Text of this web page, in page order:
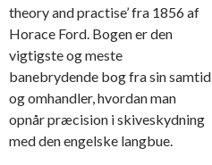
theory and practise’ fra 1856 af
Horace Ford. Bogen er den
vigtigste og meste
banebrydende bog fra sin samtid
og omhandler, hvordan man
opnår præcision i skiveskydning
med den engelske langbue.